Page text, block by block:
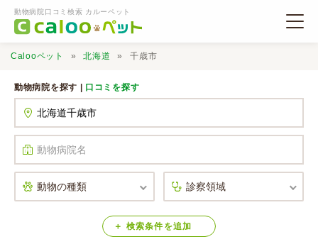
動物病院口コミ検索 カルーペット
口コミ検索
Calooペットとは？
Calooペット 北海道 千歳市
動物病院を探す | 口コミを探す
検索条件 を追加